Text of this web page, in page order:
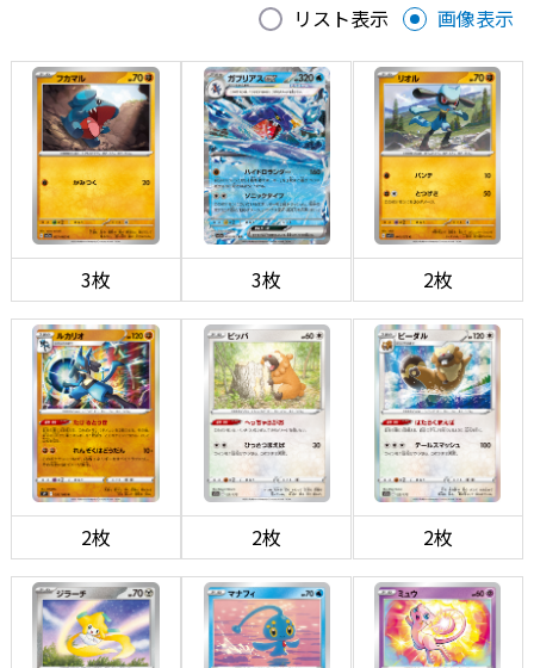
リスト表示 画像表示
3枚 3枚 2枚
2枚 2枚 2枚